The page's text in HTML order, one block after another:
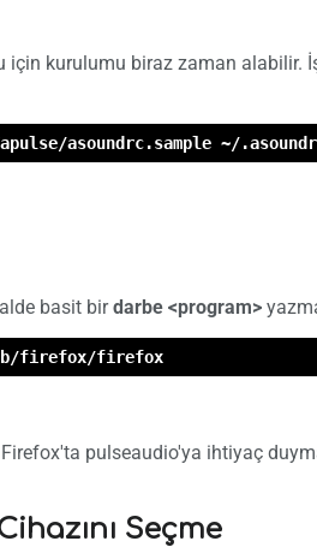
kurulumu biraz zaman alabilir.
asoundrc.sample ~/
basit birdarbe <program>
firefox/firefox
Firefox'ta pulseaudio'ya ihtiyaç
Seçme